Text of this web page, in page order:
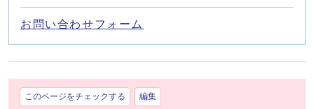
お問い合わせフォーム
このページをチェックする 編集